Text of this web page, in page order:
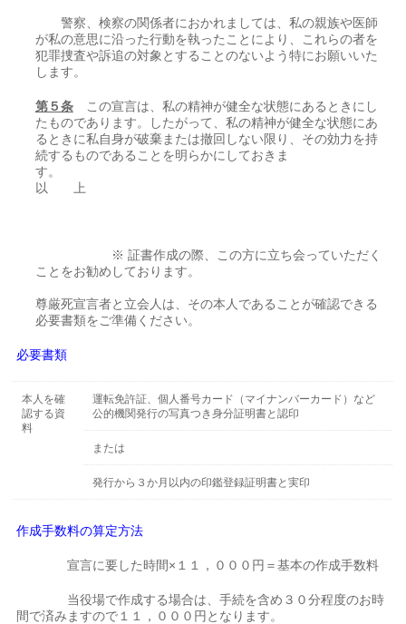
警察、検察の関係者におかれましては、私の親族や医師
が私の意思に沿った行動を執ったことにより、これらの者を
犯罪捜査や訴追の対象とすることのないよう特にお願いいた
します。
第５条この宣言は、私の精神が健全な状態にあるときにし
たものであります。したがって、私の精神が健全な状態にあ
るときに私自身が破棄または撤回しない限り、その効力を持
続するものであることを明らかにしておきま
す
以 上
※ 証書作成の際、この方に立ち会っていただく
ことをお勧めしております。
尊厳死宣言者と立会人は、その本人であることが確認できる
必要書類をご準備ください。
必要書類
本人を確
認する資
料
運転免許証、個人番号カード（マイナンバーカード）など
公的機関発行の写真つき身分証明書と認印
または
発行から３か月以内の印鑑登録証明書と実印
作成手数料の算定方法
宣言に要した時間×１１，０００円＝基本の作成手数料
当役場で作成する場合は、手続を含め３０分程度のお時
間で済みますので１１，０００円となります。